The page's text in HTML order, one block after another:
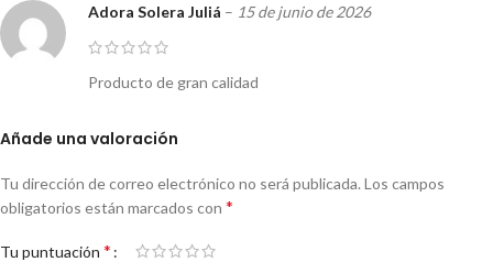
Adora Solera Juliá – 15 de junio de 2026
Producto de gran calidad
Añade una valoración
Tu dirección de correo electrónico no será publicada. Los campos
obligatorios están marcados con *
Tu puntuación *